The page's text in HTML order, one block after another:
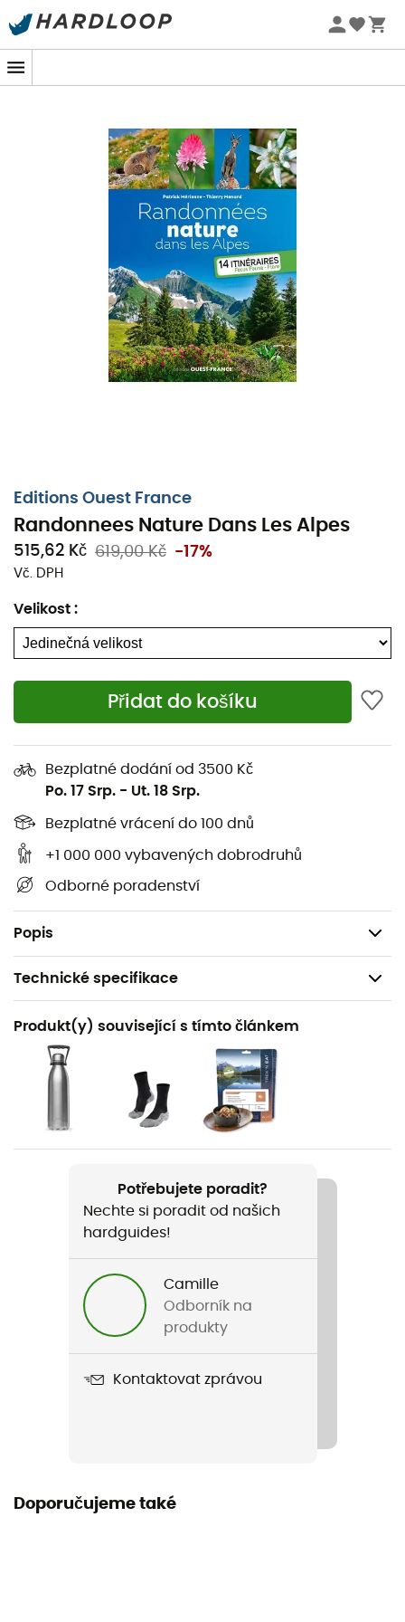
Letní akce 🔥 -5 % EXTRA při nákupu 2 produktů* s kódem
Editions Ouest France
Randonnees Nature Dans Les Alpes
515,62 Kč 619,00 Kč -17%
Vč. DPH
Velikost :
Přidat do košíku
Bezplatné dodání od 3500 Kč
Po. 17 Srp. - Ut. 18 Srp.
Bezplatné vrácení do 100 dnů
+1 000 000 vybavených dobrodruhů
Odborné poradenství
Popis
Vydejte se na dobrodružství sknihou Pěší túry v přírodě
v Alpáchod Éditions Ouest France
. V této knize najdete
Krátký přehled o alpské fauně a flóře vám umožní získat
Počet stran: 216
Formát: 16 x 21,5
Vazba: brožovaná s chlopněmi
Vydavatel: Editions Ouest France
Technické specifikace
Doporučené pro
Pěší turistika / Trekking / Cestování
Název produktu
Randonnees Nature Dans Les Alpes
Jazyk
Produkt(y) související s tímto článkem
Potřebujete poradit?
Nechte si poradit od našich
hardguides!
Camille
Odborník na
produkty
Kontaktovat zprávou
Doporučujeme také